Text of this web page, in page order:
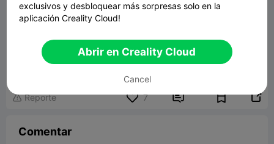
Haunted Soul Chess Set
373.78MB Modelo 3D relacionado
 Reporte 7  
Comentar
exclusivos y desbloquear más sorpresas solo en la
aplicación Creality Cloud!
Abrir en Creality Cloud
Cancel